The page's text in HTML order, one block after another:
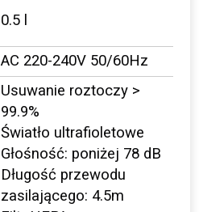
0.5 l
AC 220-240V 50/60Hz
Usuwanie roztoczy >
99.9%
Światło ultrafioletowe
Głośność: poniżej 78 dB
Długość przewodu
zasilającego: 4.5m